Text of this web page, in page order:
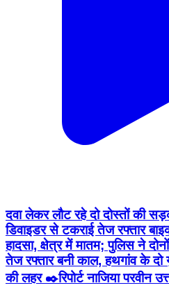
दवा लेकर लौट रहे दो दोस्तों की
डिवाइडर से टकराई तेज रफ्तार
हादसा, क्षेत्र में मातम; पुलिस ने
तेज रफ्तार बनी काल, हथगांव के
की लहर ✒️रिपोर्ट नाजिया